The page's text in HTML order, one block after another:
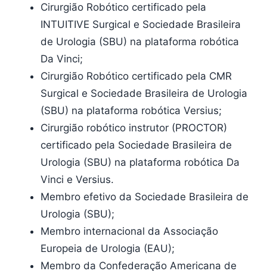
Cirurgião Robótico certificado pela
INTUITIVE Surgical e Sociedade Brasileira
de Urologia (SBU) na plataforma robótica
Da Vinci;
Cirurgião Robótico certificado pela CMR
Surgical e Sociedade Brasileira de Urologia
(SBU) na plataforma robótica Versius;
Cirurgião robótico instrutor (PROCTOR)
certificado pela Sociedade Brasileira de
Urologia (SBU) na plataforma robótica Da
Vinci e Versius.
Membro efetivo da Sociedade Brasileira de
Urologia (SBU);
Membro internacional da Associação
Europeia de Urologia (EAU);
Membro da Confederação Americana de